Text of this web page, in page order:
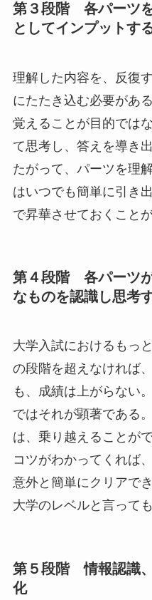
第３段階 各パーツ
としてインプットす
理解した内容を、反復
にたたき込む必要があ
覚えることが目的では
て思考し、答えを導き
たがって、パーツを理
はいつでも簡単に引き
で昇華させておくことが
第４段階 各パーツ
なものを認識し思考
大学入試におけるもっ
の段階を超えなければ
も、成績は上がらない
ではそれが顕著である
は、乗り越えることが
コツがわかってくれば
意外と簡単にクリアで
大学のレベルと言って
第５段階 情報認識
化